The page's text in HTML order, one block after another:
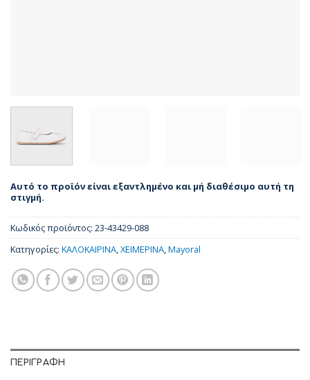
Αυτό το προϊόν είναι εξαντλημένο και μή διαθέσιμο αυτή τη
στιγμή.
Κωδικός προϊόντος: 23-43429-088
Κατηγορίες: ΚΑΛΟΚΑΙΡΙΝΑ,ΧΕΙΜΕΡΙΝΑ,Mayoral
ΠΕΡΙΓΡΑΦΉ